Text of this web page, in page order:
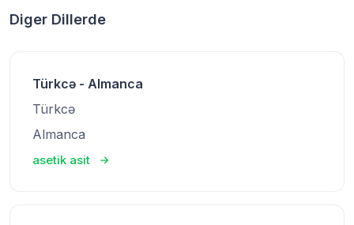
Diger Dillerde
Türkcə - Almanca
Türkcə
Almanca
asetik asit